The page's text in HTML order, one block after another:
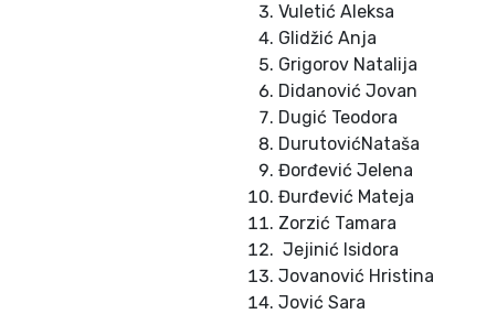
Vuletić Aleksa
Glidžić Anja
Grigorov Natalija
Didanović Jovan
Dugić Teodora
DurutovićNataša
Đorđević Jelena
Đurđević Mateja
Zorzić Tamara
Jejinić Isidora
Jovanović Hristina
Jović Sara